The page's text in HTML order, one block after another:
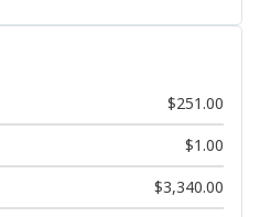
$251.00
$1.00
$3,340.00